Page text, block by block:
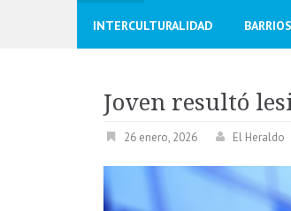
INTERCULTURALIDAD BARRIOS
Joven resultó
26 enero, 2026 El Heraldo